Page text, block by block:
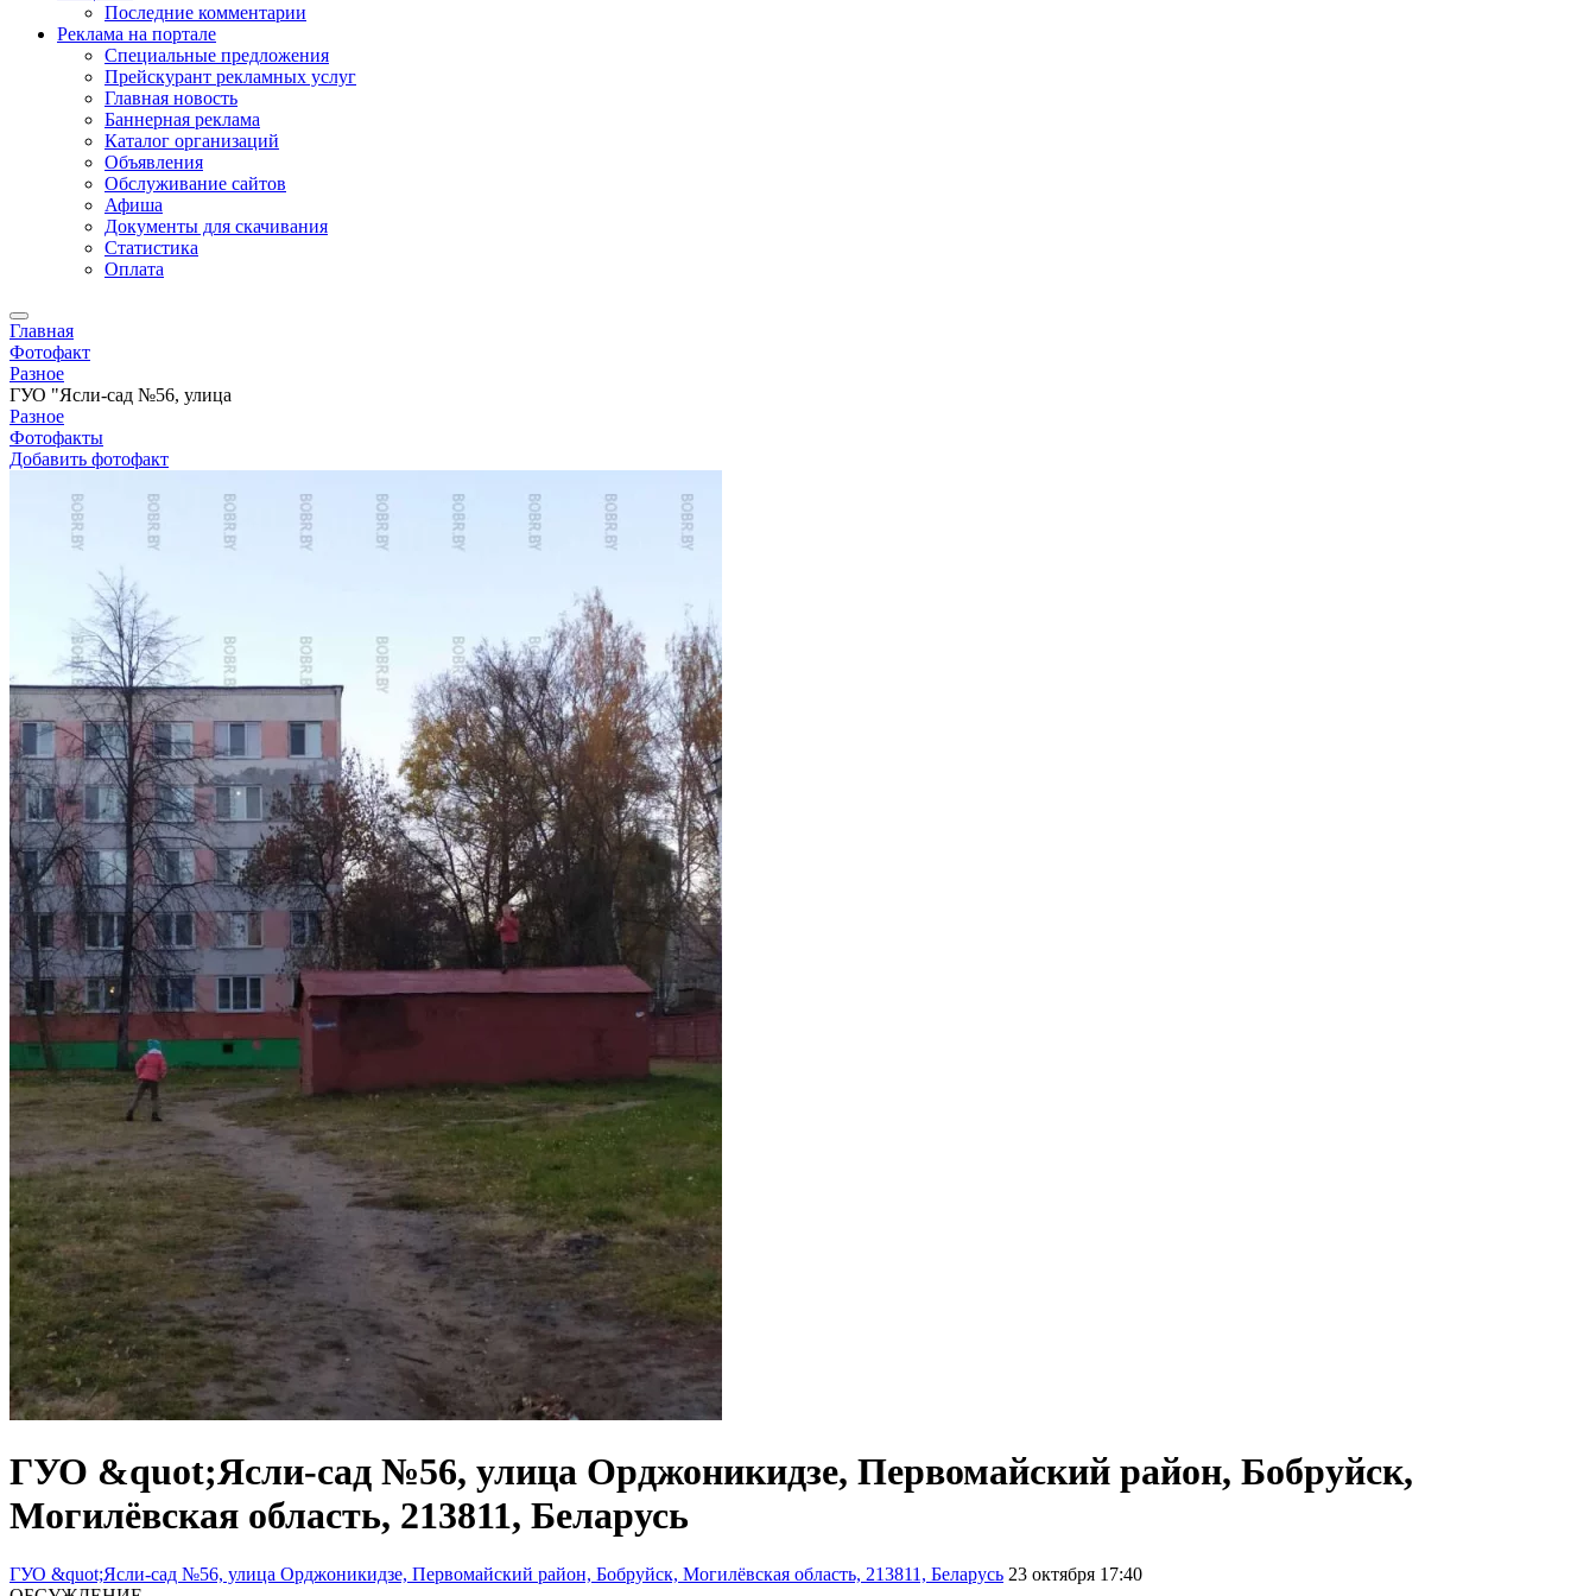
Последние комментарии
Реклама на портале
Специальные предложения
Прейскурант рекламных услуг
Главная новость
Баннерная реклама
Каталог организаций
Объявления
Обслуживание сайтов
Афиша
Документы для скачивания
Статистика
Оплата
Главная
Фотофакт
Разное
ГУО "Ясли-сад №56, улица
Разное
Фотофакты
Добавить фотофакт
ГУО &quot;Ясли-сад №56, улица Орджоникидзе, Первомайский район, Бобруйск,
Могилёвская область, 213811, Беларусь
ГУО &quot;Ясли-сад №56, улица Орджоникидзе, Первомайский район, Бобруйск, Могилёвская область, 213811, Беларусь 23 октября 17:40